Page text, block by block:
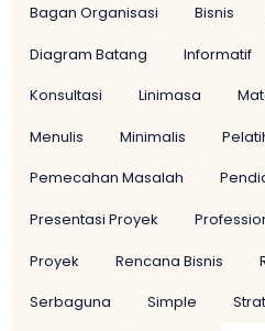
Bagan Organisasi Bisnis
Diagram Batang
Informatif
Konsultasi
Linimasa
Menulis
Minimalis
Pemecahan Masalah
Presentasi Proyek
Proyek
Rencana Bisnis
Serbaguna
Simple